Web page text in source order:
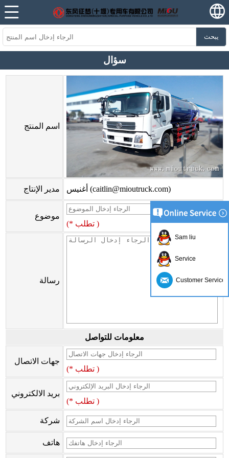
يبحث
سؤال
اسم المنتج
مدير الإنتاج أغنيس (caitlin@mioutruck.com)
موضوع
(* تطلب )
رسالة
معلومات للتواصل
جهات الاتصال
(* تطلب )
بريد الالكتروني
(* تطلب )
شركة
هاتف
Sam liu
Service
Customer Service